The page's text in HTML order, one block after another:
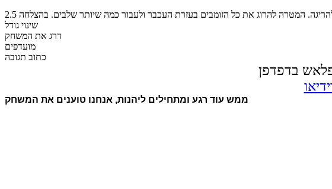
המטרה להרוג את כל הזומבים בעזרת העכבר ולעבור כמה שיותר שלבים. בהצלחה 2.5
שינוי גודל
דרג את המשחק
מועדפים
כתוב תגובה
בדפדפן
ממש עוד רגע ומתחילים ליהנות, אנחנו טוענים את המשחק